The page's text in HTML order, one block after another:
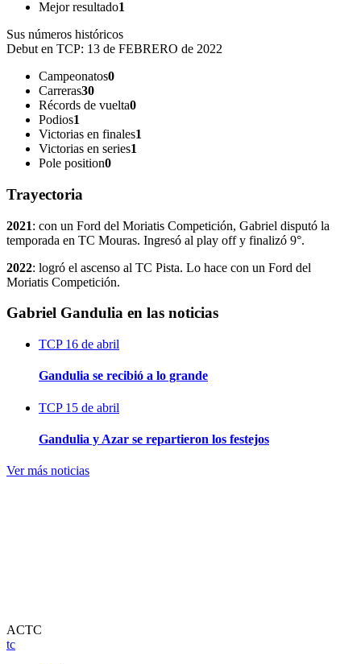
Mejor resultado1
Sus números históricos
Debut en TCP: 13 de FEBRERO de 2022
Campeonatos0
Carreras30
Récords de vuelta0
Podios1
Victorias en finales1
Victorias en series1
Pole position0
Trayectoria
2021: con un Ford del Moriatis Competición, Gabriel disputó la
temporada en TC Mouras. Ingresó al play off y finalizó 9°.
2022: logró el ascenso al TC Pista. Lo hace con un Ford del
Moriatis Competición.
Gabriel Gandulia en las noticias
TCP16 de abril
Gandulia se recibió a lo grande
TCP15 de abril
Gandulia y Azar se repartieron los festejos
Ver más noticias
ACTC
tc